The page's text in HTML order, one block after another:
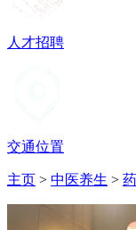
人才招聘
交通位置
主页 > 中医养生 >